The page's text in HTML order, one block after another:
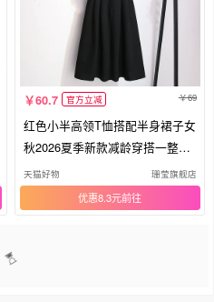
60.7 官方立减 69
红色小半高领T恤搭配半身裙子女
秋2026夏季新款减龄穿搭一整套
装
天猫好物 珊莹旗舰店
优惠8.3元